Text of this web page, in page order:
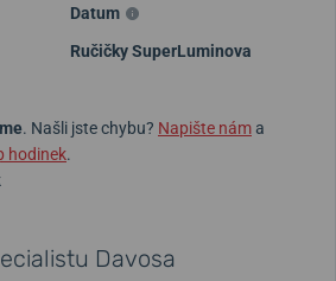
Datum
Ručičky SuperLuminova
. Našli jste chybu? Napište náma
hodinek.
Davosa